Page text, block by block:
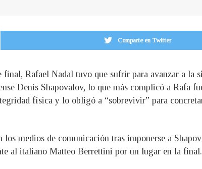
Comparte en Twitter
Rafael Nadal tuvo que sufrir para avanzar a la
Denis Shapovalov, lo que más complicó a Rafa
física y lo obligó a “sobrevivir” para
medios de comunicación tras imponerse a
al italiano Matteo Berrettini por un lugar en la final.